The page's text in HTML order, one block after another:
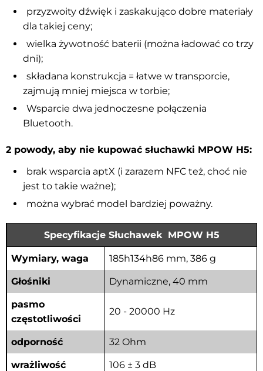
przyzwoity dźwięk i zaskakująco dobre materiały
dla takiej ceny;
wielka żywotność baterii (można ładować co trzy
dni);
składana konstrukcja = łatwe w transporcie,
zajmują mniej miejsca w torbie;
Wsparcie dwa jednoczesne połączenia
Bluetooth.
2 powody, aby nie kupować słuchawki MPOW H5:
brak wsparcia aptX (i zarazem NFC też, choć nie
jest to takie ważne);
można wybrać model bardziej poważny.
Specyfikacje Słuchawek MPOW H5
Wymiary, waga 185h134h86 mm, 386 g
Głośniki Dynamiczne, 40 mm
pasmo
częstotliwości
20 - 20000 Hz
odporność 32 Ohm
wrażliwość 106 ± 3 dB